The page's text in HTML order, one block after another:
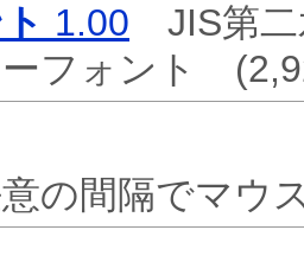
1.00 JIS第二
ーフォント
の間隔でマウ